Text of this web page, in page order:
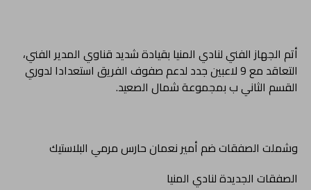
أتم الجهاز الفني لنادي المنيا بقيادة شديد قناوي المدير الفني،
التعاقد مع 9 لاعبين جدد لدعم صفوف الفريق استعدادا لدوري
القسم الثاني ب بمجموعة شمال الصعيد.
وشملت الصفقات ضم أمير نعمان حارس مرمي البلاستيك
الصفقات الجديدة لنادي المنيا